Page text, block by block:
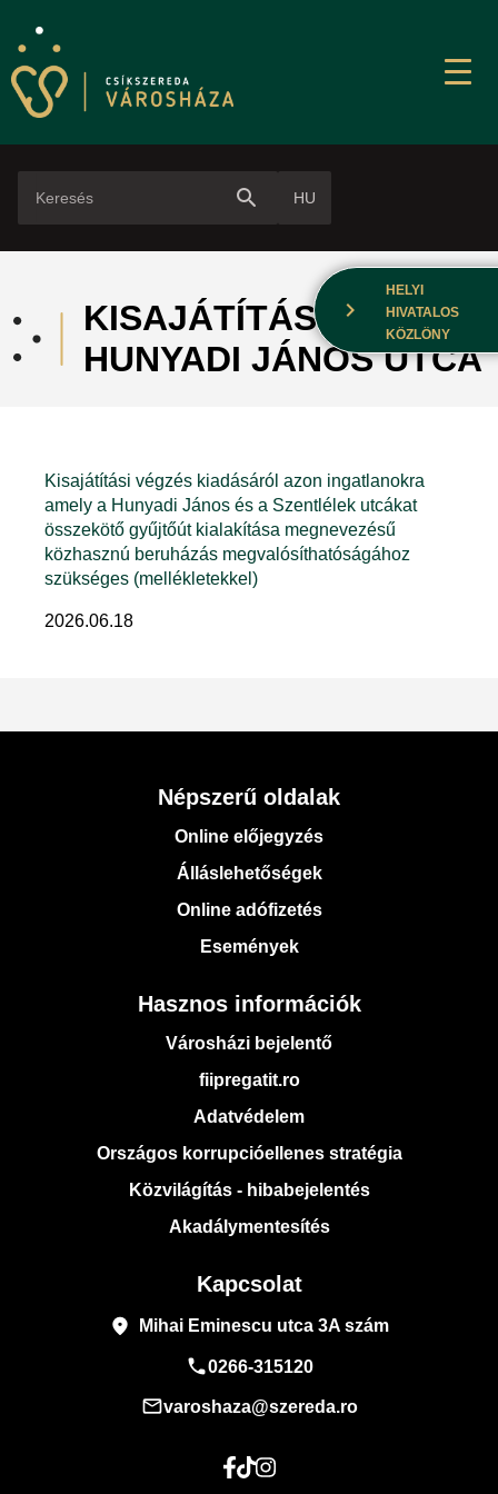
search HU
chevron_right
HELYI
HIVATALOS
KÖZLÖNY
KISAJÁTÍTÁS -
HUNYADI JÁNOS UTCA
Kisajátítási végzés kiadásáról azon ingatlanokra
amely a Hunyadi János és a Szentlélek utcákat
összekötő gyűjtőút kialakítása megnevezésű
közhasznú beruházás megvalósíthatóságához
szükséges (mellékletekkel)
2026.06.18
Népszerű oldalak
Online előjegyzés
Álláslehetőségek
Online adófizetés
Események
Hasznos információk
Városházi bejelentő
fiipregatit.ro
Adatvédelem
Országos korrupcióellenes stratégia
Közvilágítás - hibabejelentés
Akadálymentesítés
Kapcsolat
place Mihai Eminescu utca 3A szám
phone0266-315120
mail_outlinevaroshaza@szereda.ro